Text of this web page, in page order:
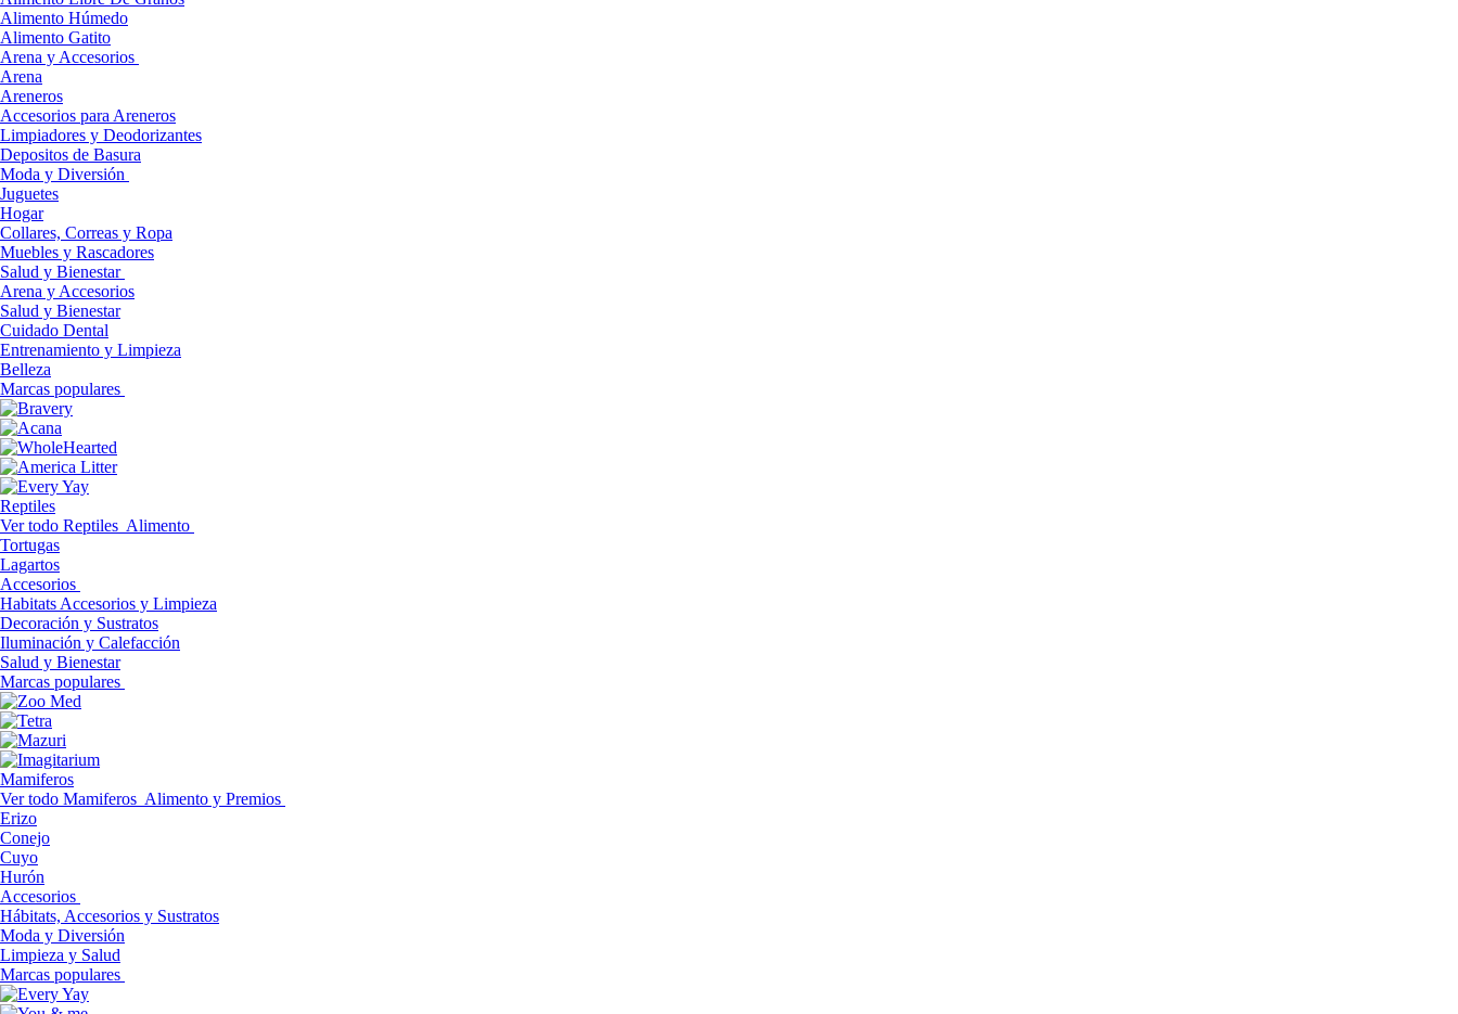
Alimento Húmedo
Alimento Gatito
Arena y Accesorios
Arena
Areneros
Accesorios para Areneros
Limpiadores y Deodorizantes
Depositos de Basura
Moda y Diversión
Juguetes
Hogar
Collares, Correas y Ropa
Muebles y Rascadores
Salud y Bienestar
Arena y Accesorios
Salud y Bienestar
Cuidado Dental
Entrenamiento y Limpieza
Belleza
Marcas populares
Reptiles
Ver todo Reptiles Alimento
Tortugas
Lagartos
Accesorios
Habitats Accesorios y Limpieza
Decoración y Sustratos
Iluminación y Calefacción
Salud y Bienestar
Marcas populares
Mamiferos
Ver todo Mamiferos Alimento y Premios
Erizo
Conejo
Cuyo
Hurón
Accesorios
Hábitats, Accesorios y Sustratos
Moda y Diversión
Limpieza y Salud
Marcas populares